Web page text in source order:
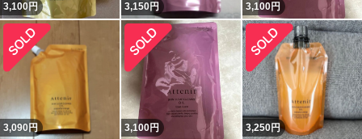
3,100円 3,150円 3,100円
3,090円 3,100円 3,250円